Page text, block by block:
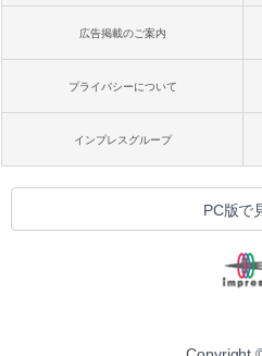
広告掲載のご案内
プライバシーについて
インプレスグループ
PC版で